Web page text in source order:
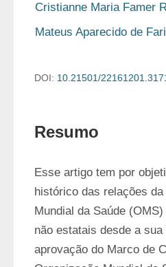
Cristianne Maria Famer
Mateus Aparecido de
DOI: 10.21501/
Resumo
Esse artigo tem por
histórico das relações
Mundial da Saúde
não estatais desde a
aprovação do Marco de